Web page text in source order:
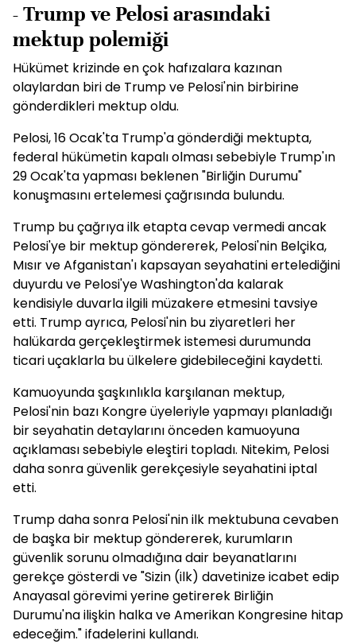
- Trump ve Pelosi arasındaki
mektup polemiği
Hükümet krizinde en çok hafızalara kazınan
olaylardan biri de Trump ve Pelosi'nin birbirine
gönderdikleri mektup oldu.
Pelosi, 16 Ocak'ta Trump'a gönderdiği mektupta,
federal hükümetin kapalı olması sebebiyle Trump'ın
29 Ocak'ta yapması beklenen "Birliğin Durumu"
konuşmasını ertelemesi çağrısında bulundu.
Trump bu çağrıya ilk etapta cevap vermedi ancak
Pelosi'ye bir mektup göndererek, Pelosi'nin Belçika,
Mısır ve Afganistan'ı kapsayan seyahatini ertelediğini
duyurdu ve Pelosi'ye Washington'da kalarak
kendisiyle duvarla ilgili müzakere etmesini tavsiye
etti. Trump ayrıca, Pelosi'nin bu ziyaretleri her
halükarda gerçekleştirmek istemesi durumunda
ticari uçaklarla bu ülkelere gidebileceğini kaydetti.
Kamuoyunda şaşkınlıkla karşılanan mektup,
Pelosi'nin bazı Kongre üyeleriyle yapmayı planladığı
bir seyahatin detaylarını önceden kamuoyuna
açıklaması sebebiyle eleştiri topladı. Nitekim, Pelosi
daha sonra güvenlik gerekçesiyle seyahatini iptal
etti.
Trump daha sonra Pelosi'nin ilk mektubuna cevaben
de başka bir mektup göndererek, kurumların
güvenlik sorunu olmadığına dair beyanatlarını
gerekçe gösterdi ve "Sizin (ilk) davetinize icabet edip
Anayasal görevimi yerine getirerek Birliğin
Durumu'na ilişkin halka ve Amerikan Kongresine hitap
edeceğim." ifadelerini kullandı.